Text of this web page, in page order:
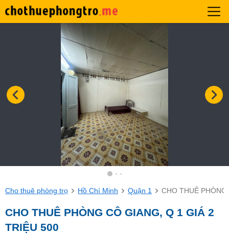
Cho thuê phòng trọ Hồ Chí Minh Quận 1 CHO THUÊ
CHO THUÊ PHÒNG CÔ GIANG, Q 1 GIÁ 2
TRIỆU 500